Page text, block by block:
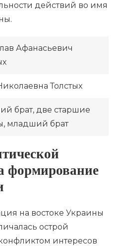
действий во имя
Афанасьевич
Толстых
брат, две старшие
младший брат
формирование
на востоке Украины
острой
интересов